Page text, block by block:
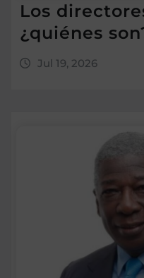
Los
¿quiénes
Jul 19, 2026